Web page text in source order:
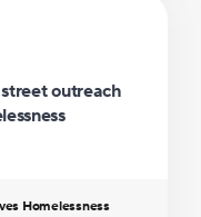
outreach
Homelessness